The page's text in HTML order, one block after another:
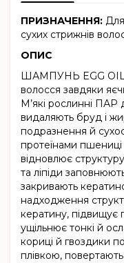
ПРИЗНАЧЕННЯ:
сухих стрижнів
ОПИС
ШАМПУНЬ EGG OIL
волосся завдяки
М’які рослинні ПАР
видаляють бруд і
подразнення й
протеїнами пшениці
відновлює
та ліпіди
закривають
надходження
кератину, підвищує
ущільнює тонкі й
кориці й гвоздики
плівкою,